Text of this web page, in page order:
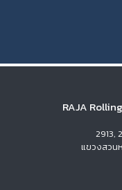
RAJA
2913,
แขวงสวน